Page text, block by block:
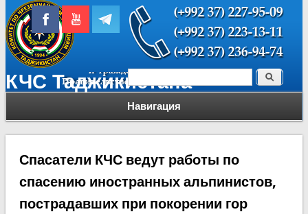
КЧС Таджикистана
Навигация
Форма поиска Поиск
Спасатели КЧС ведут работы по
спасению иностранных альпинистов,
пострадавших при покорении гор